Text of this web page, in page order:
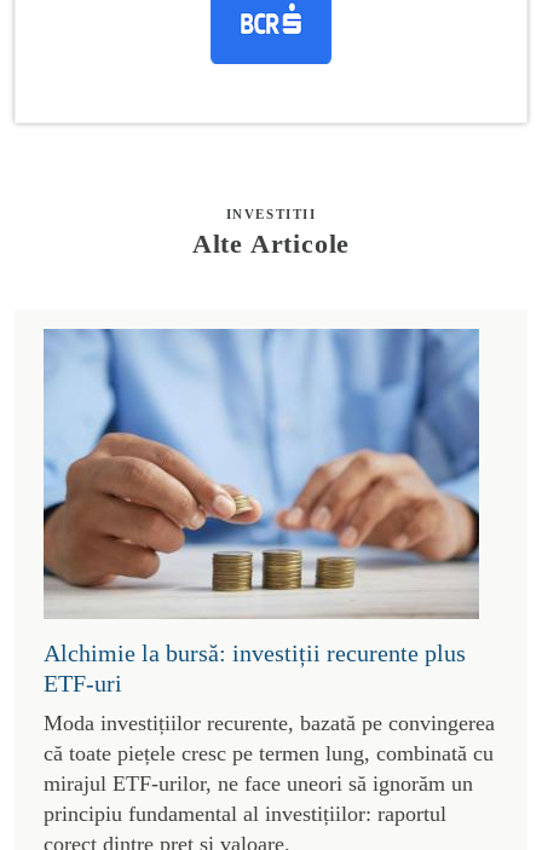
INVESTITII
Alte Articole
Alchimie la bursă: investiții recurente plus
ETF-uri
Moda investițiilor recurente, bazată pe convingerea
că toate piețele cresc pe termen lung, combinată cu
mirajul ETF-urilor, ne face uneori să ignorăm un
principiu fundamental al investițiilor: raportul
corect dintre preț și valoare.